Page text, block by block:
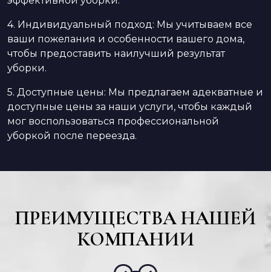
4. Индивидуальный подход: Мы учитываем все
ваши пожелания и особенности вашего дома,
чтобы предоставить наилучший результат
уборки.
5. Доступные цены: Мы предлагаем адекватные и
доступные цены за наши услуги, чтобы каждый
мог воспользоваться профессиональной
уборкой после переезда.
ПРЕИМУЩЕСТВА НАШЕЙ
КОМПАНИИ